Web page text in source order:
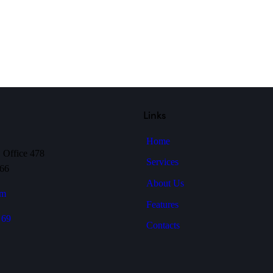
Office 478
Links
Home
Services
About Us
Features
Contacts